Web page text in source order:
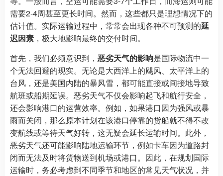
需要2-4周甚至更长时间。然而，这些都只是理想情况下的
估计值。实际运输过程中，常常会出现各种不可预测的延
迟因素 ，极大地影响最终的交付时间。
首先，我们必须意识到， 恶劣天气的影响是国际物流中一
个无法回避的现实。无论是大西洋上的飓风、太平洋上的
台风，还是美国内陆的暴风雪，都可能直接或间接地导致
航班或船期延误。恶劣天气不仅会影响起飞和航行安全，
还会影响港口的运营效率。例如，如果港口因为强风或暴
雨而关闭，那么原本计划在该港口停靠的货船就不得不改
变航线或等待天气好转，这无疑会延长运输时间。此外，
恶劣天气还可能影响陆地运输环节，例如卡车因为道路封
闭而无法及时将货物送到机场或港口。因此，在规划国际
运输时，务必考虑到不同季节和地区的常见天气状况，并